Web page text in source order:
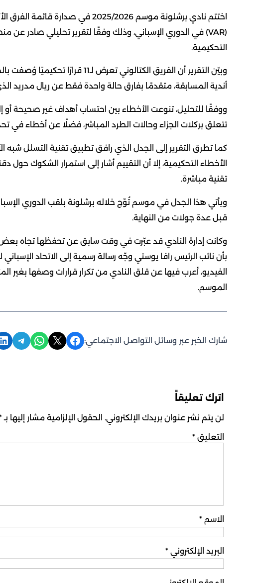
اختتم نادي برشلونة موسم 2025/2026
التحكيمية.
وبيّن التقرير أن الفريق الكتالوني
أندية المسابقة، متقدمًا بفارق حالة واحدة فقط عن ريال مدريد
ووفقًا للتحليل، تنوعت الأخطاء بين احتساب أهداف غير صحيحة أو
تتعلق بركلات الجزاء وحالات الطرد المباشر، فضلًا عن أخطاء في
كما تطرق التقرير إلى الجدل الذي رافق تطبيق تقنية التسلل
الأخطاء التحكيمية، إلا أن التقييم أشار إلى استمرار الشكوك
تقنية مباشرة.
قبل عدة جولات من النهاية.
وكانت إدارة النادي قد عبّرت في وقت سابق عن تحفظها تجاه بعض
بأن نائب الرئيس رافا يوستي وجّه رسالة رسمية إلى الاتحاد
الفيديو، أعرب فيها عن قلق النادي من تكرار قرارات وصفها بغير
الموسم.
شارك الخبر عبر وسائل التواصل الاجتماعي: Share on Facebook
Share on X
Share on WhatsApp
Share on Telegram
Share on LinkedIn
اترك تعليقاً
لن يتم نشر عنوان بريدك الإلكتروني. الحقول الإلزامية مشار إليها بـ
التعليق *
الاسم *
البريد الإلكتروني *